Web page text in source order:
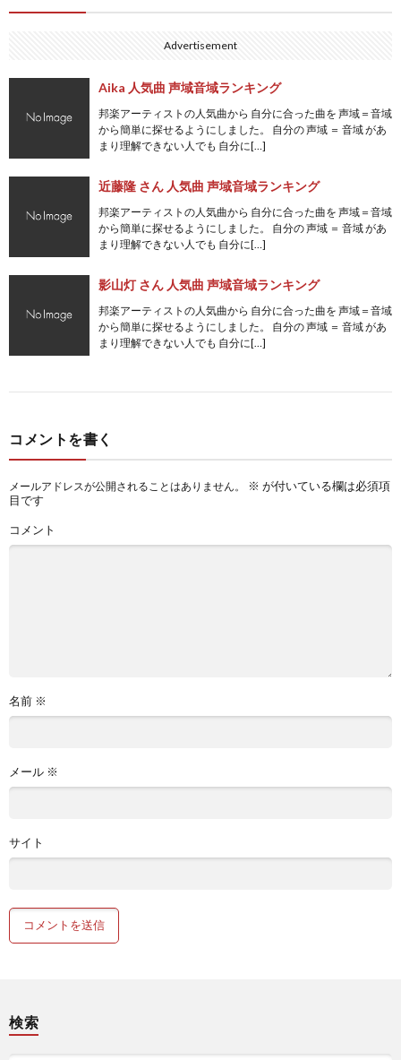
Advertisement
Aika 人気曲 声域音域ランキング
邦楽アーティストの人気曲から 自分に合った曲を 声域＝音域
から簡単に探せるようにしました。 自分の 声域 ＝ 音域 があ
まり理解できない人でも 自分に[…]
近藤隆 さん 人気曲 声域音域ランキング
邦楽アーティストの人気曲から 自分に合った曲を 声域＝音域
から簡単に探せるようにしました。 自分の 声域 ＝ 音域 があ
まり理解できない人でも 自分に[…]
影山灯 さん 人気曲 声域音域ランキング
邦楽アーティストの人気曲から 自分に合った曲を 声域＝音域
から簡単に探せるようにしました。 自分の 声域 ＝ 音域 があ
まり理解できない人でも 自分に[…]
コメントを書く
メールアドレスが公開されることはありません。 ※ が付いている欄は必須項
目です
コメント
名前 ※
メール ※
サイト
検索